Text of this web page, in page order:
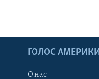
ГОЛОС АМЕРИКИ
О нас